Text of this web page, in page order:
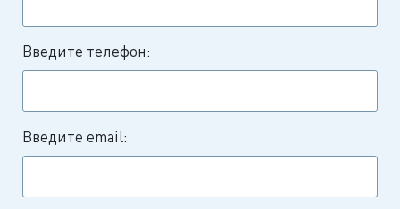
Введите телефон:
Введите email: